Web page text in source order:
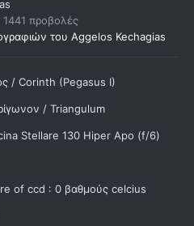
1441 προβολές
του Aggelos Kechagias
/ Corinth (Pegasus I)
/ Triangulum
Stellare 130 Hiper Apo (f/6)
of ccd : 0 βαθμούς celcius